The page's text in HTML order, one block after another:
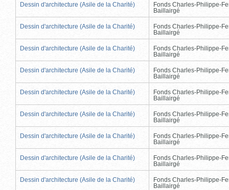
Dessin d'architecture (Asile de la Charité)
Fonds Charles-Philippe-
Baillairgé
Dessin d'architecture (Asile de la Charité)
Fonds Charles-Philippe-
Baillairgé
Dessin d'architecture (Asile de la Charité)
Fonds Charles-Philippe-
Baillairgé
Dessin d'architecture (Asile de la Charité)
Fonds Charles-Philippe-
Baillairgé
Dessin d'architecture (Asile de la Charité)
Fonds Charles-Philippe-
Baillairgé
Dessin d'architecture (Asile de la Charité)
Fonds Charles-Philippe-
Baillairgé
Dessin d'architecture (Asile de la Charité)
Fonds Charles-Philippe-
Baillairgé
Dessin d'architecture (Asile de la Charité)
Fonds Charles-Philippe-
Baillairgé
Dessin d'architecture (Asile de la Charité)
Fonds Charles-Philippe-
Baillairgé